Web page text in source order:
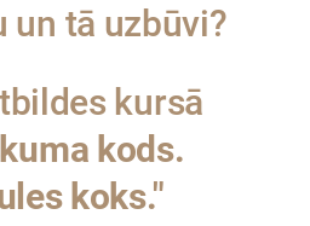
un tā uzbūvi?
kursā
kods.
koks."